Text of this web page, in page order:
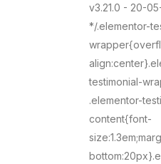
v3.21.0 - 20-
*/.elementor-
testimonial-
.elementor-
content{font-